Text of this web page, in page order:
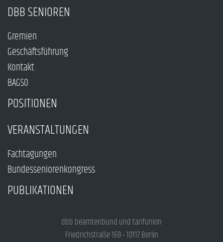
DBB SENIOREN
Gremien
Geschäftsführung
Kontakt
BAGSO
POSITIONEN
VERANSTALTUNGEN
Fachtagungen
Bundesseniorenkongress
PUBLIKATIONEN
dbb beamtenbund und tarifunion
Friedrichstraße 169 • 10117 Berlin